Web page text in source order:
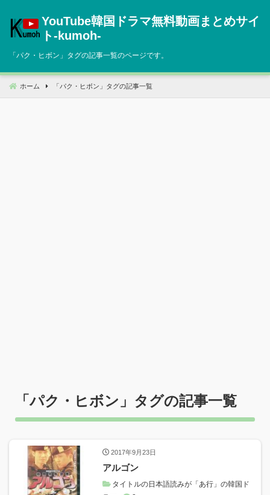
へ
動
YouTube韓国ドラマ無料動画まとめサイ
ト‐kumoh‐
「パク・ヒボン 」タグの記事一覧のページです。
ホーム 「 パク・ヒボン 」タグの記事一覧
「パク・ヒボン 」タグの記事一覧
2017年9月23日
アルゴン
タイトルの日本語読みが「あ行」の韓国ド